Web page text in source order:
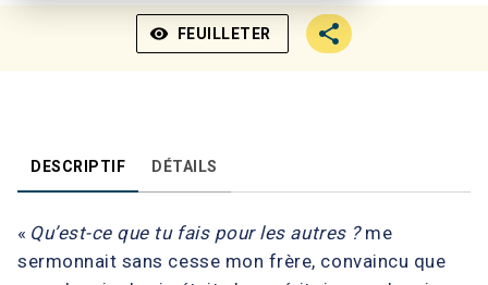
visibility FEUILLETER
DESCRIPTIF DÉTAILS
« Qu’est-ce que tu fais pour les autres ? me
sermonnait sans cesse mon frère, convaincu que